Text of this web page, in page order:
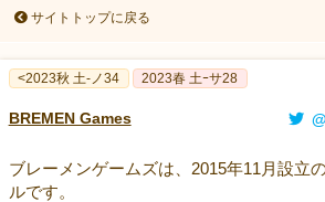
サイトトップに戻る
<2023秋 土-ノ34 2023春 土ｰサ28
BREMEN Games
ブレーメンゲームズは、2015年11月設立
ルです。